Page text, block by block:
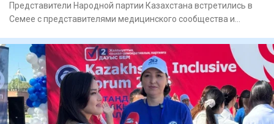
Представители Народной партии Казахстана встретились в
Семее с представителями медицинского сообщества и